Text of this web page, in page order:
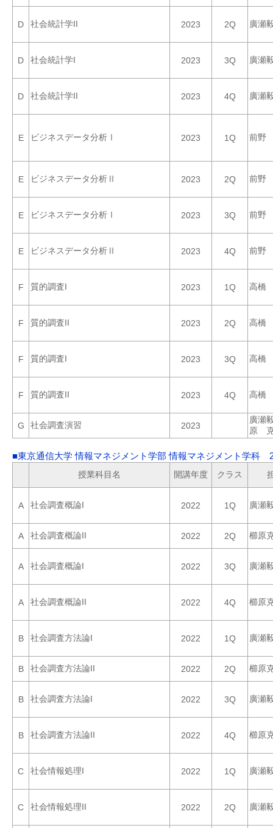
D 社会統計学II 2023 2Q 廣瀬
D 社会統計学I 2023 3Q 廣瀬
D 社会統計学II 2023 4Q 廣瀬
E ビジネスデータ分析Ⅰ 2023 1Q 前野
E ビジネスデータ分析Ⅱ 2023 2Q 前野
E ビジネスデータ分析Ⅰ 2023 3Q 前野
E ビジネスデータ分析Ⅱ 2023 4Q 前野
F 質的調査I 2023 1Q 高橋
F 質的調査II 2023 2Q 高橋
F 質的調査I 2023 3Q 高橋
F 質的調査II 2023 4Q 高橋
G 社会調査演習 2023
廣瀬
原
■東京通信大学 情報マネジメント学部 情報マネジメント学科
授業科目名 開講年度 クラス
A 社会調査概論I 2022 1Q 廣瀬
A 社会調査概論II 2022 2Q 櫛原
A 社会調査概論I 2022 3Q 廣瀬
A 社会調査概論II 2022 4Q 櫛原
B 社会調査方法論I 2022 1Q 廣瀬
B 社会調査方法論II 2022 2Q 櫛原
B 社会調査方法論I 2022 3Q 廣瀬
B 社会調査方法論II 2022 4Q 櫛原
C 社会情報処理I 2022 1Q 廣瀬
C 社会情報処理II 2022 2Q 廣瀬